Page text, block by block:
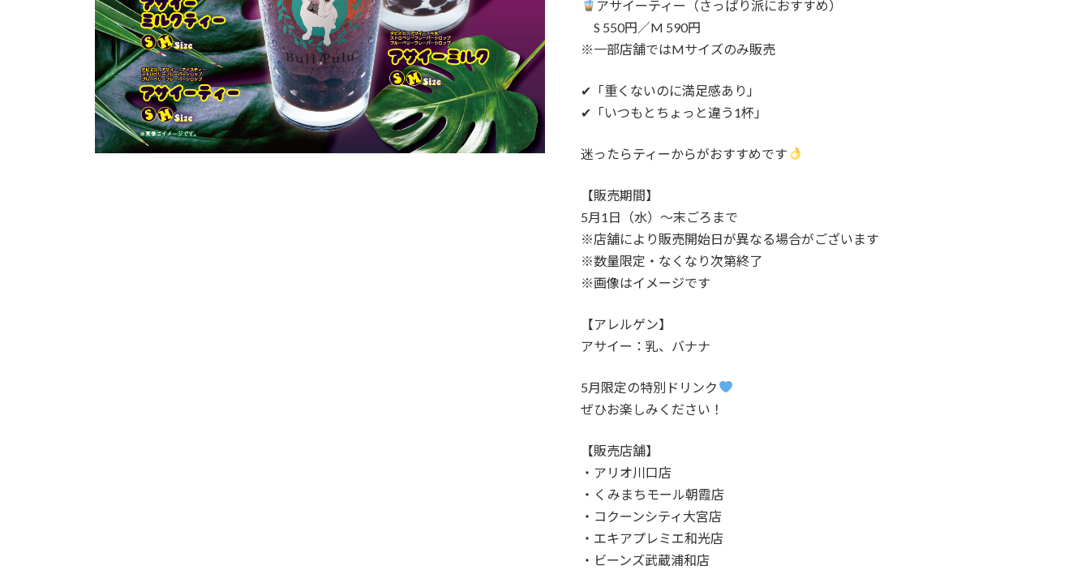
アサイーティー（さっぱり派におすすめ）
S 550円／M 590円
※一部店舗ではMサイズのみ販売
✔「重くないのに満足感あり」
✔「いつもとちょっと違う1杯」
迷ったらティーからがおすすめです
【販売期間】
5月1日（水）〜末ごろまで
※店舗により販売開始日が異なる場合がございます
※数量限定・なくなり次第終了
※画像はイメージです
【アレルゲン】
アサイー：乳、バナナ
5月限定の特別ドリンク
ぜひお楽しみください！
【販売店舗】
・アリオ川口店
・くみまちモール朝霞店
・コクーンシティ大宮店
・エキアプレミエ和光店
・ビーンズ武蔵浦和店